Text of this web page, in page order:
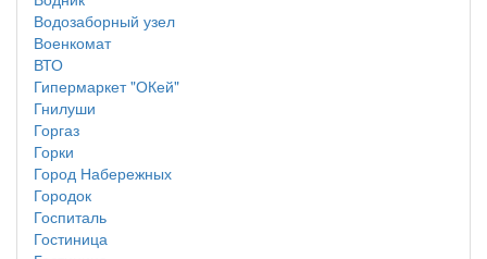
Водозаборный узел
Военкомат
ВТО
Гипермаркет "ОКей"
Гнилуши
Горгаз
Горки
Город Набережных
Городок
Госпиталь
Гостиница